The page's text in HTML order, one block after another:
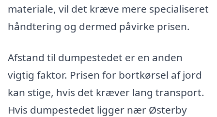
materiale, vil det kræve mere specialiseret
håndtering og dermed påvirke prisen.
Afstand til dumpestedet er en anden
vigtig faktor. Prisen for bortkørsel af jord
kan stige, hvis det kræver lang transport.
Hvis dumpestedet ligger nær Østerby